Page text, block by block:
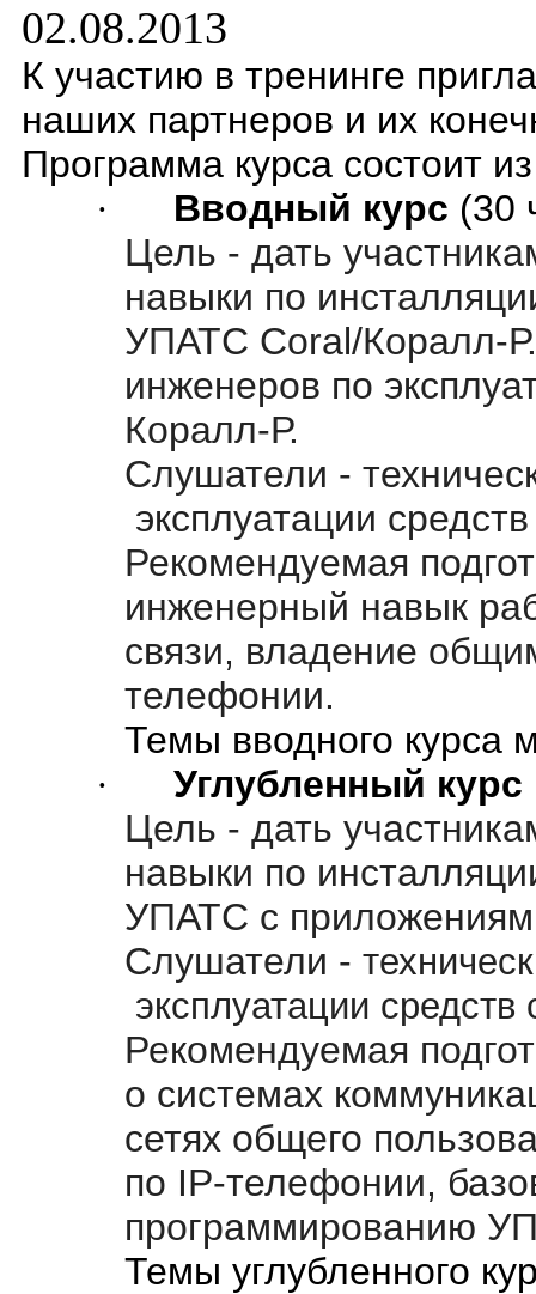
02.08.2013
К участию в тренинге
наших партнеров и их
Программа курса состоит
·
Вводный курс (30
Цель - дать
навыки по
УПАТС Coral/Коралл-
инженеров по
Коралл-Р.
Слушатели -
эксплуатации
Рекомендуемая
инженерный навык
связи, владение
телефонии.
Темы вводного курса
·
Углубленный курс
Цель - дать
навыки по
УПАТС с
Слушатели -
эксплуатации средств
Рекомендуемая
о системах
сетях общего
по IP-телефонии,
программированию
Темы углубленного